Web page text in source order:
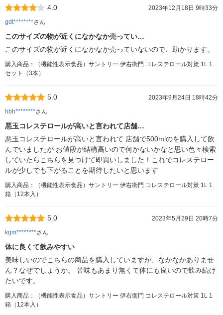
4.0
2023年12月18日 9時33分
gdt********さん
このサイズの物が近くになかなか売ってい…
このサイズの物が近くになかなか売っていないので、助かります。
購入商品：（機能性表示食品）サントリー 伊右衛門 コレステロール対策 1L 1
セット（3本）
5.0
2023年9月24日 18時42分
hbh********さん
悪玉コレステロールが高いと言われて店舗…
悪玉コレステロールが高いと言われて 店舗で500mlのを購入して飲
んでいましたが お値段が結構高いので何かないかなと思い色々検索
していたらこちらを見つけて即買いしました！これでコレステロー
ルが少しでも下がることを期待したいと思います
購入商品：（機能性表示食品）サントリー 伊右衛門 コレステロール対策 1L 1
箱（12本入）
5.0
2023年5月29日 20時7分
kgm********さん
体に良くて飲みやすい
美味しいのでこちらの商品を購入していますが、なかなかありませ
ん？なぜでしょうか。 苦味もあまり無くて体にも良いので飲み続け
たいです。
購入商品：（機能性表示食品）サントリー 伊右衛門 コレステロール対策 1L 1
箱（12本入）